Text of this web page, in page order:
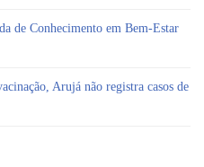
de Conhecimento em Bem-Estar
Arujá não registra casos de